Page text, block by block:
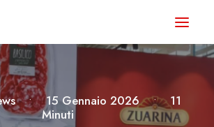
HOME
NEWS
TV
• 15 Gennaio 2026 •
11
Minuti